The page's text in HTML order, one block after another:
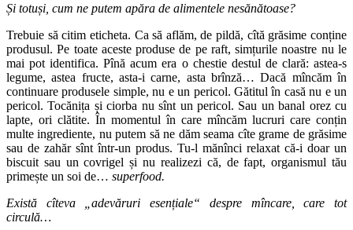
Și totuși, cum ne putem apăra de alimentele nesănătoase?
Trebuie să citim eticheta. Ca să aflăm, de pildă, cîtă grăsime conține
produsul. Pe toate aceste produse de pe raft, simțurile noastre nu le
mai pot identifica. Pînă acum era o chestie destul de clară: astea-s
legume, astea fructe, asta-i carne, asta brînză… Dacă mîncăm în
continuare produsele simple, nu e un pericol. Gătitul în casă nu e un
pericol. Tocănița și ciorba nu sînt un pericol. Sau un banal orez cu
lapte, ori clătite. În momentul în care mîncăm lucruri care conțin
multe ingrediente, nu putem să ne dăm seama cîte grame de grăsime
sau de zahăr sînt într-un produs. Tu-l mănînci relaxat că-i doar un
biscuit sau un covrigel și nu realizezi că, de fapt, organismul tău
primește un soi de… superfood.
Există cîteva „adevăruri esențiale“ despre mîncare, care tot
circulă…